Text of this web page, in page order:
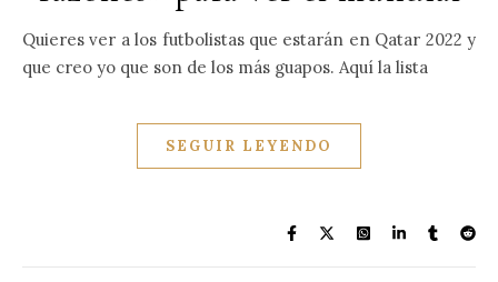
Quieres ver a los futbolistas que estarán en Qatar 2022 y
que creo yo que son de los más guapos. Aquí la lista
SEGUIR LEYENDO